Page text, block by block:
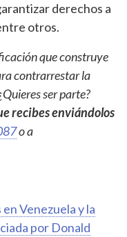
derechos a
otros.
que construye
contrarrestar la
ser parte?
recibes enviándolos
o a
Venezuela y la
por Donald